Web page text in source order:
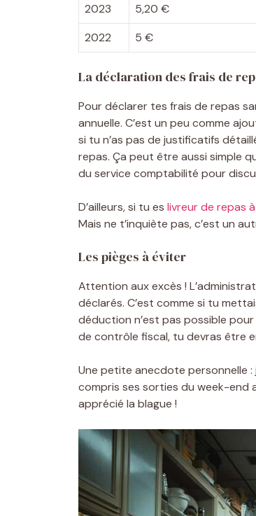
2023
5,20 €
2022
5 €
La déclaration des frais de
Pour déclarer tes frais de repas
annuelle. C’est un peu comme
si tu n’as pas de justificatifs
repas. Ça peut être aussi simple
du service comptabilité pour
D’ailleurs, si tu es livreur de repas
Mais ne t’inquiète pas, c’est un
Les pièges à éviter
Attention aux excès !
déclarés. C’est comme si tu
déduction n’est pas possible
de contrôle fiscal, tu devras être
Une petite anecdote personnelle :
compris ses sorties du week-end
apprécié la blague !